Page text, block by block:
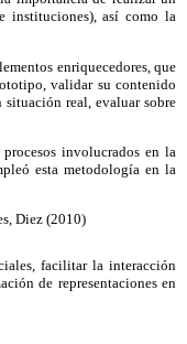
instituciones), así como la
enriquecedores, que
validar su contenido
real, evaluar sobre
involucrados en la
esta metodología en la
Diez (2010)
facilitar la interacción
de representaciones en